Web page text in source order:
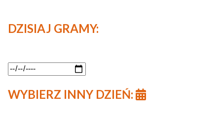
DZISIAJ GRAMY:
WYBIERZ INNY DZIEŃ: